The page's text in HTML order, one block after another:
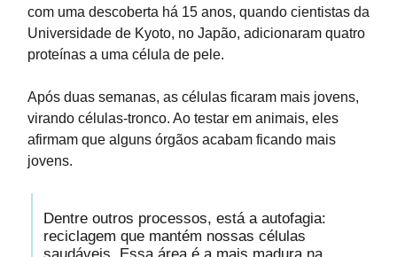
com uma descoberta há 15 anos, quando cientistas da
Universidade de Kyoto, no Japão, adicionaram quatro
proteínas a uma célula de pele.
Após duas semanas, as células ficaram mais jovens,
virando células-tronco. Ao testar em animais, eles
afirmam que alguns órgãos acabam ficando mais
jovens.
Dentre outros processos, está a autofagia:
reciclagem que mantém nossas células